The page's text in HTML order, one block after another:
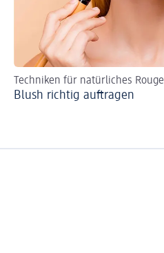
Techniken für natürliches Rouge
Blush richtig auftragen